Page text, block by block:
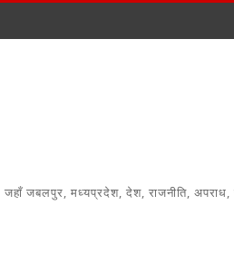
जबलपुर, मध्यप्रदेश, देश, राजनीति, अपराध,